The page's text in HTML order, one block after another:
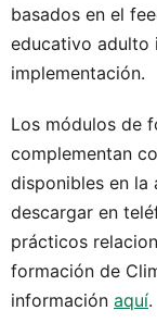
basados en el
educativo adulto
implementación.
Los módulos de
complementan
disponibles en la
descargar en
prácticos
formación de
información aquí.